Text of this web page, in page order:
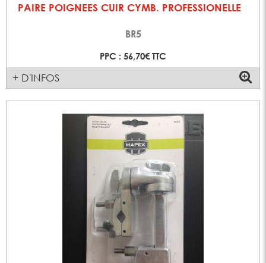
PAIRE POIGNEES CUIR CYMB. PROFESSIONELLE
BR5
PPC : 56,70€ TTC
+ D'INFOS